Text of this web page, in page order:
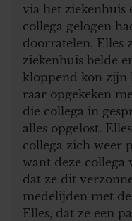
via het ziekenhuis
collega gelogen
doorratelen. Elles
ziekenhuis belde
kloppend kon zijn
raar opgekeken
die collega in
alles opgelost.
collega zich weer
want deze collega
dat ze dit
medelijden met
Elles, dat ze een